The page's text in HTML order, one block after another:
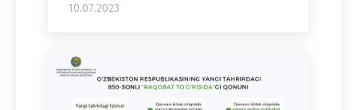
10.07.2023